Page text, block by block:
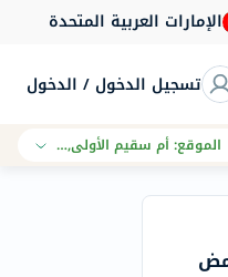
الإمارات العربية المتحدة
تسجيل الدخول / الدخول
الموقع:أم سقيم الأولى, دبي